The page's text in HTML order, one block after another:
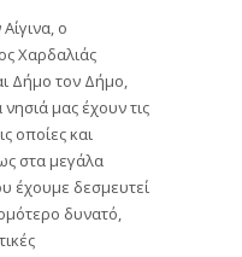
ο
Χαρδαλιάς
Δήμο τον Δήμο,
νησιά μας έχουν τις
οποίες και
στα μεγάλα
έχουμε δεσμευτεί
δυνατό,